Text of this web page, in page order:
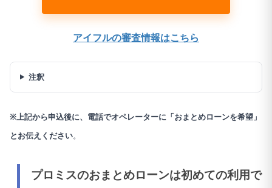
アイフルの審査情報はこちら
注釈
※上記から申込後に、電話でオペレーターに「おまとめローンを希望」
とお伝えください。
プロミスのおまとめローンは初めての利用で